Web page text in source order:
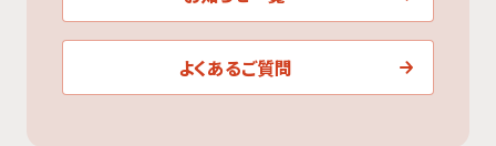
よくあるご質問